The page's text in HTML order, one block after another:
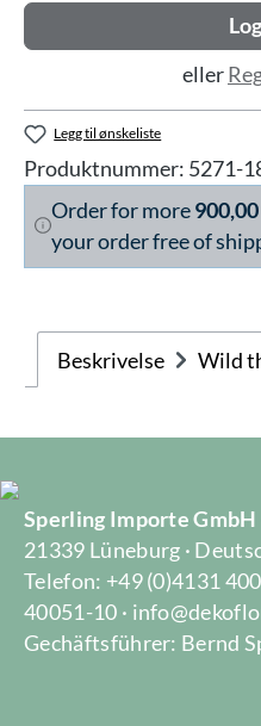
eller
Legg til ønskeliste
Produktnummer: 5271-
Order for more
your order free of
Beskrivelse Wild
Sperling Importe GmbH
21339 Lüneburg ·
Telefon: +49 (0)4131
40051-10 ·
Gechäftsführer: Bernd